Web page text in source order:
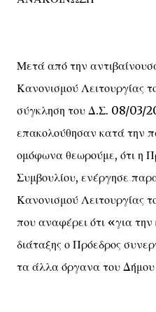
Μετά από την
Κανονισμού Λειτουργίας
σύγκληση του Δ.Σ. 08/03/
επακολούθησαν κατά την
ομόφωνα θεωρούμε, ότι η
Συμβουλίου, ενέργησε
Κανονισμού Λειτουργίας
που αναφέρει ότι «για την
διάταξης ο Πρόεδρος
τα άλλα όργανα του Δήμου